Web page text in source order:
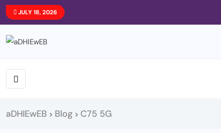
JULY 18, 2026
aDHIEwEB > Blog > C75 5G